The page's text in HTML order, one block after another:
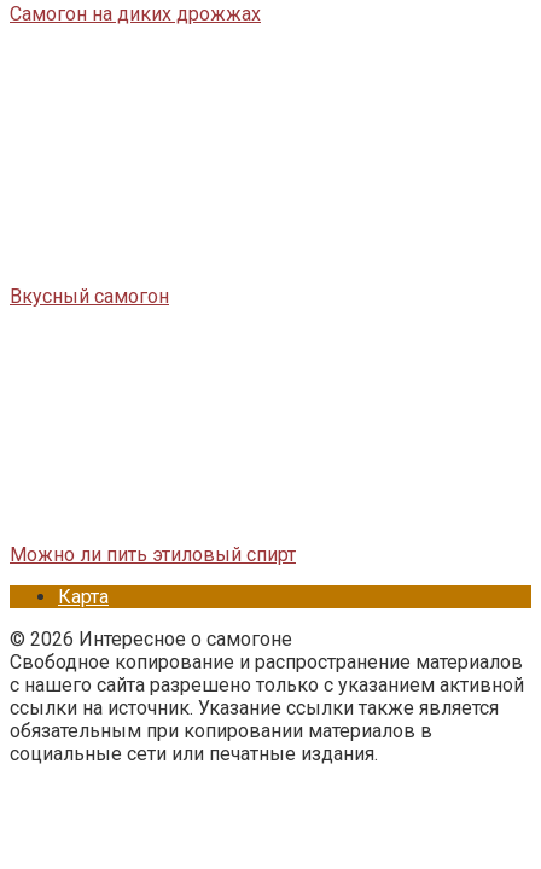
Самогон на диких дрожжах
Вкусный самогон
Можно ли пить этиловый спирт
Карта
© 2026 Интересное о самогоне
Свободное копирование и распространение материалов
с нашего сайта разрешено только с указанием активной
ссылки на источник. Указание ссылки также является
обязательным при копировании материалов в
социальные сети или печатные издания.